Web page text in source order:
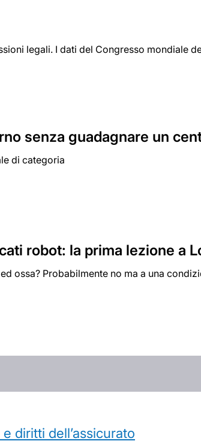
legali. I dati del Congresso mondiale
senza guadagnare un
di categoria
robot: la prima lezione a
ossa? Probabilmente no ma a una
diritti dell’assicurato